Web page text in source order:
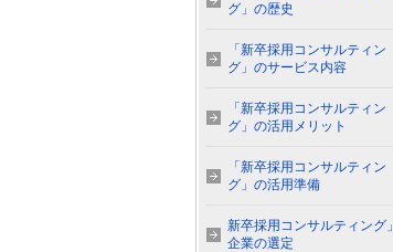
グ」の歴史
「新卒採用コンサルティン
グ」のサービス内容
「新卒採用コンサルティン
グ」の活用メリット
「新卒採用コンサルティン
グ」の活用準備
新卒採用コンサルティング」
企業の選定